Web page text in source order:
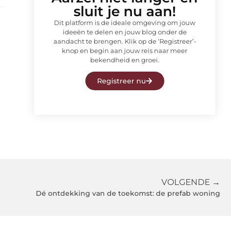
sluit je nu aan!
Dit platform is de ideale omgeving om jouw
ideeën te delen en jouw blog onder de
aandacht te brengen. Klik op de ‘Registreer’-
knop en begin aan jouw reis naar meer
bekendheid en groei.
Registreer nu
VOLGENDE →
Dé ontdekking van de toekomst: de prefab woning